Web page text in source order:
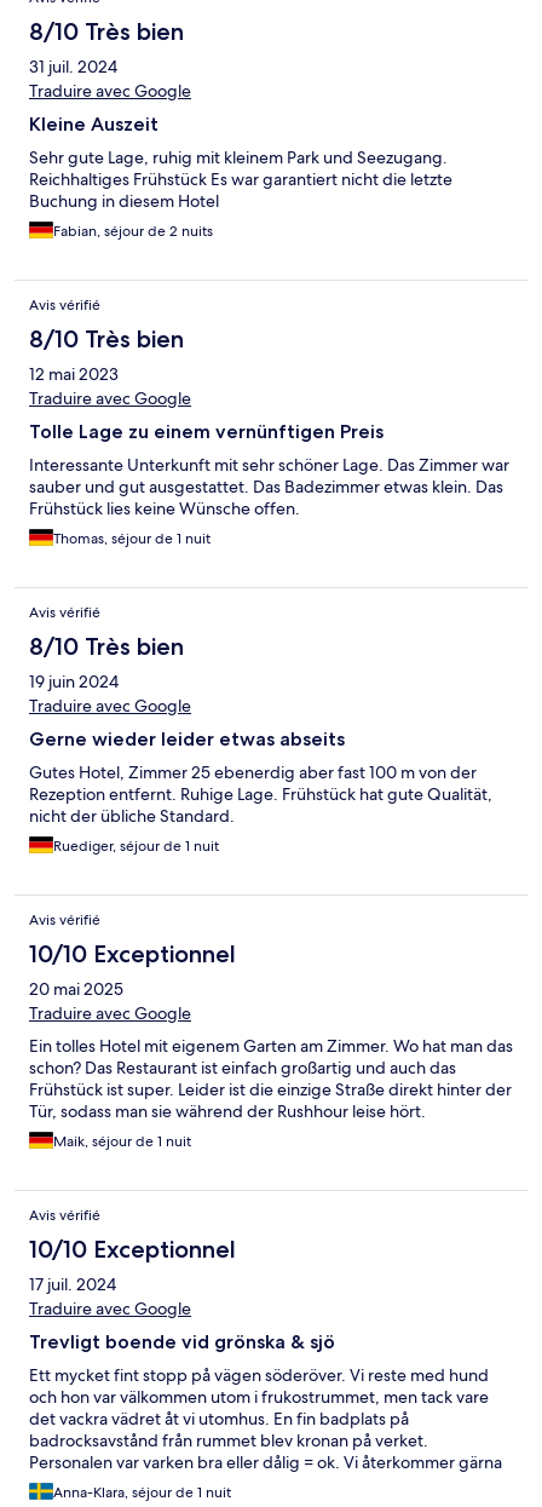
8/10 Très bien
31 juil. 2024
Traduire avec Google
Kleine Auszeit
Sehr gute Lage, ruhig mit kleinem Park und Seezugang.
Reichhaltiges Frühstück Es war garantiert nicht die letzte
Buchung in diesem Hotel
Fabian, séjour de 2 nuits
Avis vérifié
8/10 Très bien
12 mai 2023
Traduire avec Google
Tolle Lage zu einem vernünftigen Preis
Interessante Unterkunft mit sehr schöner Lage. Das Zimmer war
sauber und gut ausgestattet. Das Badezimmer etwas klein. Das
Frühstück lies keine Wünsche offen.
Thomas, séjour de 1 nuit
Avis vérifié
8/10 Très bien
19 juin 2024
Traduire avec Google
Gerne wieder leider etwas abseits
Gutes Hotel, Zimmer 25 ebenerdig aber fast 100 m von der
Rezeption entfernt. Ruhige Lage. Frühstück hat gute Qualität,
nicht der übliche Standard.
Ruediger, séjour de 1 nuit
Avis vérifié
10/10 Exceptionnel
20 mai 2025
Traduire avec Google
Ein tolles Hotel mit eigenem Garten am Zimmer. Wo hat man das
schon? Das Restaurant ist einfach großartig und auch das
Frühstück ist super. Leider ist die einzige Straße direkt hinter der
Tür, sodass man sie während der Rushhour leise hört.
Maik, séjour de 1 nuit
Avis vérifié
10/10 Exceptionnel
17 juil. 2024
Traduire avec Google
Trevligt boende vid grönska & sjö
Ett mycket fint stopp på vägen söderöver. Vi reste med hund
och hon var välkommen utom i frukostrummet, men tack vare
det vackra vädret åt vi utomhus. En fin badplats på
badrocksavstånd från rummet blev kronan på verket.
Personalen var varken bra eller dålig = ok. Vi återkommer gärna
om vi ska resa samma väg igen.
Anna-Klara, séjour de 1 nuit